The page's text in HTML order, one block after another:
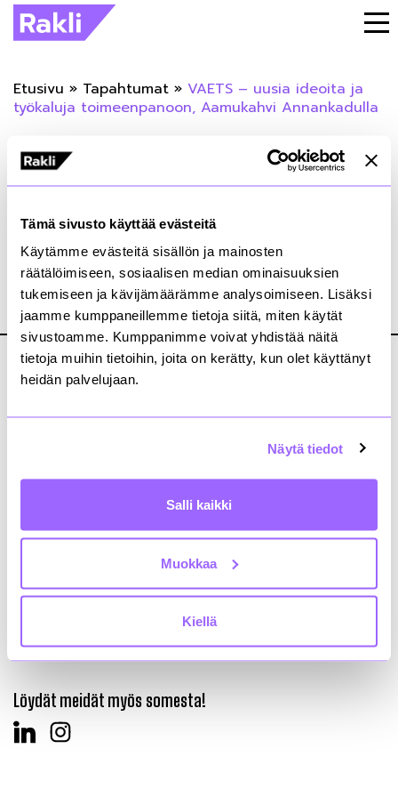
Tämä sivusto käyttää evästeitä
Käytämme evästeitä sisällön ja mainosten
räätälöimiseen, sosiaalisen median ominaisuuksien
tukemiseen ja kävijämäärämme analysoimiseen. Lisäksi
jaamme kumppaneillemme tietoja siitä, miten käytät
sivustoamme. Kumppanimme voivat yhdistää näitä
tietoja muihin tietoihin, joita on kerätty, kun olet käyttänyt
heidän palvelujaan.
Näytä tiedot
Salli kaikki
Muokkaa
Kiellä
Etusivu » Tapahtumat » VAETS – uusia ideoita ja
työkaluja toimeenpanoon, Aamukahvi Annankadulla
« Takaisin tapahtumiin
VAETS – uusia ideoita ja työkaluja
toimeenpanoon, Aamukahvi
Annankadulla
14.02.2020
Kiinteistönomistajat ja rakennuttajat Rakli ry
Annankatu 24, 2. krs
rakli@rakli.fi
Yhteystiedot
Kiinteistönomistajat ja rakennuttajat Rakli ry:n
Saavutettavuusseloste
Löydät meidät myös somesta!